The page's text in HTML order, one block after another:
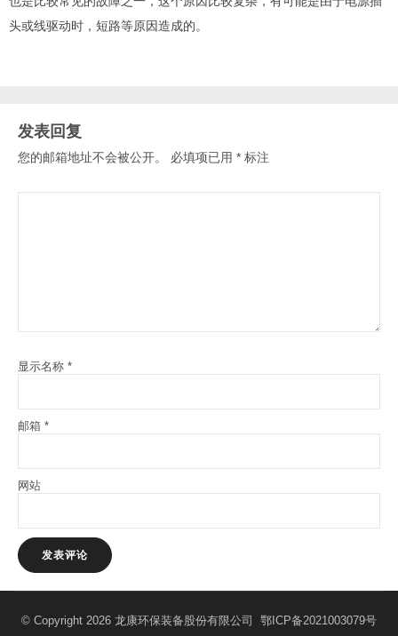
头或线驱动时，短路等原因造成的。
发表回复
您的邮箱地址不会被公开。 必填项已用 * 标注
显示名称 *
邮箱 *
网站
© Copyright 2026 龙康环保装备股份有限公司 鄂ICP备2021003079号